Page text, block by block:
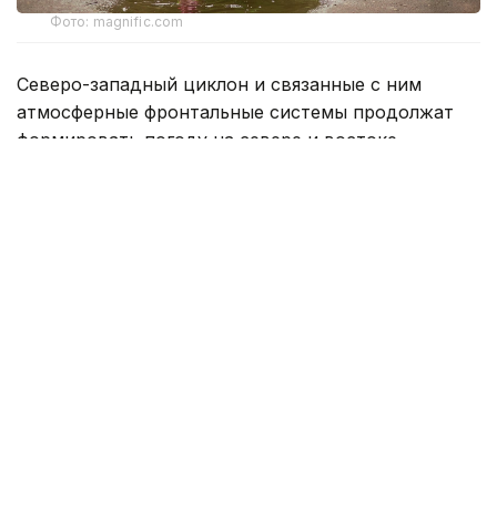
Фото: magnific.com
Северо-западный циклон и связанные с ним
атмосферные фронтальные системы продолжат
формировать погоду на севере и востоке